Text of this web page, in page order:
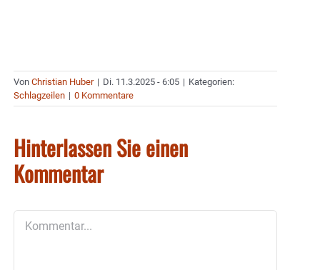
Von Christian Huber | Di. 11.3.2025 - 6:05 | Kategorien:
Schlagzeilen | 0 Kommentare
Hinterlassen Sie einen
Kommentar